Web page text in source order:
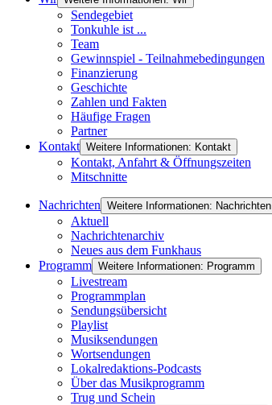
Sendegebiet
Tonkuhle ist ...
Team
Gewinnspiel - Teilnahmebedingungen
Finanzierung
Geschichte
Zahlen und Fakten
Häufige Fragen
Partner
Kontakt Weitere Informationen: Kontakt
Kontakt, Anfahrt & Öffnungszeiten
Mitschnitte
Nachrichten Weitere Informationen: Nachrichten
Aktuell
Nachrichtenarchiv
Neues aus dem Funkhaus
Programm Weitere Informationen: Programm
Livestream
Programmplan
Sendungsübersicht
Playlist
Musiksendungen
Wortsendungen
Lokalredaktions-Podcasts
Über das Musikprogramm
Trug und Schein